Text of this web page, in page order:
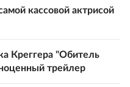
кассовой актрисой
Креггера "Обитель
трейлер